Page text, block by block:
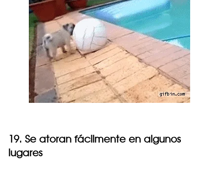
19. Se atoran fácilmente en algunos
lugares